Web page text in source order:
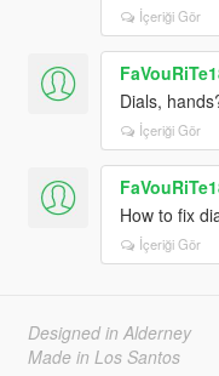
İçeriği Gör
Dials,
İçeriği Gör
How to fix
İçeriği Gör
Designed in Alderney
Made in Los Santos